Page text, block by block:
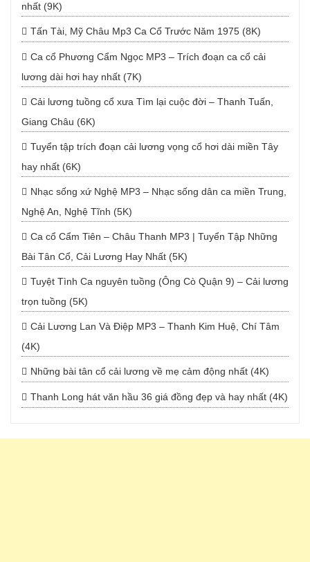
nhất (9K)
Tấn Tài, Mỹ Châu Mp3 Ca Cổ Trước Năm 1975 (8K)
Ca cổ Phương Cẩm Ngọc MP3 – Trích đoạn ca cổ cải
lương dài hơi hay nhất (7K)
Cải lương tuồng cổ xưa Tìm lại cuộc đời – Thanh Tuấn,
Giang Châu (6K)
Tuyển tập trích đoạn cải lương vọng cổ hơi dài miền Tây
hay nhất (6K)
Nhạc sống xứ Nghệ MP3 – Nhạc sống dân ca miền Trung,
Nghệ An, Nghệ Tĩnh (5K)
Ca cổ Cẩm Tiên – Châu Thanh MP3 | Tuyển Tập Những
Bài Tân Cổ, Cải Lương Hay Nhất (5K)
Tuyệt Tình Ca nguyên tuồng (Ông Cò Quận 9) – Cải lương
trọn tuồng (5K)
Cải Lương Lan Và Điệp MP3 – Thanh Kim Huệ, Chí Tâm
(4K)
Những bài tân cổ cải lương về mẹ cảm động nhất (4K)
Thanh Long hát văn hầu 36 giá đồng đẹp và hay nhất (4K)